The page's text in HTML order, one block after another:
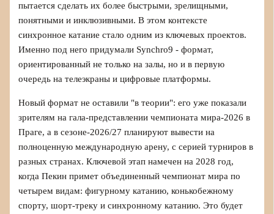
пытается сделать их более быстрыми, зрелищными,
понятными и инклюзивными. В этом контексте
синхронное катание стало одним из ключевых проектов.
Именно под него придумали Synchro9 - формат,
ориентированный не только на залы, но и в первую
очередь на телеэкраны и цифровые платформы.
Новый формат не оставили "в теории": его уже показали
зрителям на гала-представлении чемпионата мира-2026 в
Праге, а в сезоне-2026/27 планируют вывести на
полноценную международную арену, с серией турниров в
разных странах. Ключевой этап намечен на 2028 год,
когда Пекин примет объединенный чемпионат мира по
четырем видам: фигурному катанию, конькобежному
спорту, шорт-треку и синхронному катанию. Это будет